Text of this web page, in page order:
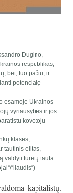
Dugino,
respublikas,
bet, tuo pačiu, ir
potencialę
esamoje Ukrainos
vyriausybės ir jos
kovotojų
klasės,
tautinis elitas,
valdyti turėtų tauta
“liaudis“).
kapitalistų.